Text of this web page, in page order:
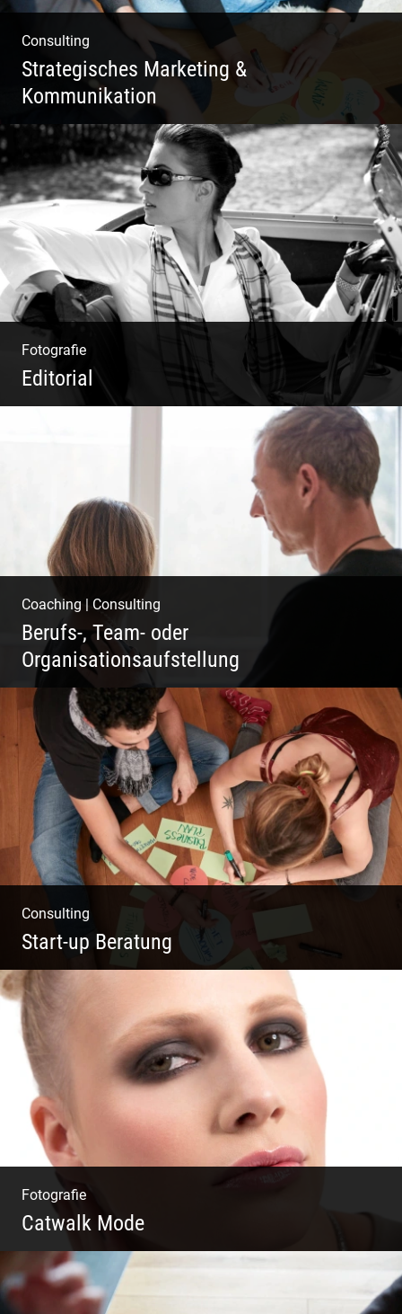
Consulting
Strategisches Marketing &
Kommunikation
Deine Darstellung nach außen und innen
Fotografie
Editorial
Coaching Consulting
Berufs-, Team- oder
Organisationsaufstellung
Business Coaching – Berufliche Freude
ermöglichen
Consulting
Start-up Beratung
Du beginnst Dein Eigenes zu erschaffen und
weißt nicht, wo du beginnen sollst?
Fotografie
Catwalk Mode
Catwalk Mode Fotografie